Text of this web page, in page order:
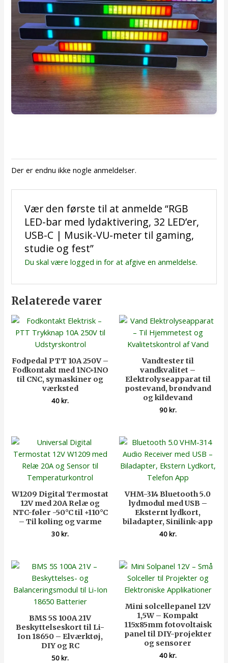
Der er endnu ikke nogle anmeldelser.
Vær den første til at anmelde “RGB
LED-bar med lydaktivering, 32 LED’er,
USB-C | Musik-VU-meter til gaming,
studie og fest”
Du skal være logged in for at afgive en anmeldelse.
Relaterede varer
Fodpedal PTT 10A 250V –
Fodkontakt med 1NC+1NO
til CNC, symaskiner og
værksted
40kr.
Vandtester til
vandkvalitet –
Elektrolyseapparat til
postevand, brøndvand
og kildevand
90kr.
W1209 Digital Termostat
12V med 20A Relæ og
NTC-føler -50°C til +110°C
– Til køling og varme
30kr.
VHM-314 Bluetooth 5.0
lydmodul med USB –
Eksternt lydkort,
biladapter, Sinilink-app
40kr.
BMS 5S 100A 21V
Beskyttelseskort til Li-
Ion 18650 – Elværktøj,
DIY og RC
50kr.
Mini solcellepanel 12V
1,5W – Kompakt
115x85mm fotovoltaisk
panel til DIY-projekter
og sensorer
40kr.